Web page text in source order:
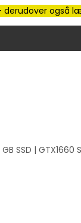
også
SSD | GTX1660